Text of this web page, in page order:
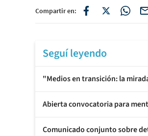
Compartir en:
Seguí leyendo
"Medios en transición: la
Abierta convocatoria para
Comunicado conjunto sobre